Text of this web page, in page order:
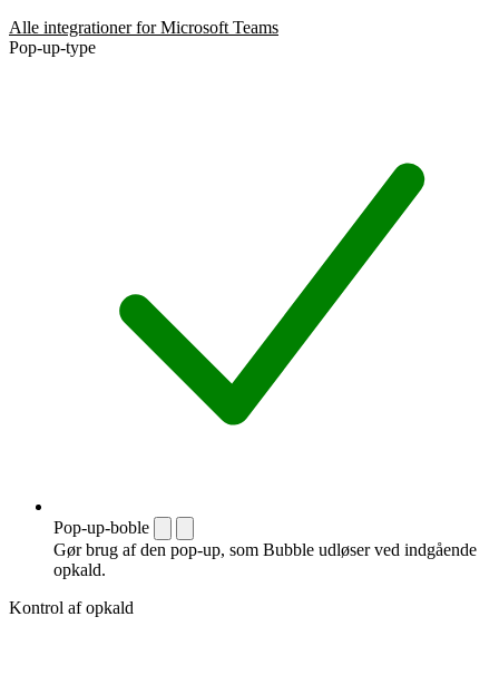
Alle integrationer for Microsoft Teams
Pop-up-type
Pop-up-boble
Gør brug af den pop-up, som Bubble udløser ved indgående
opkald.
Kontrol af opkald